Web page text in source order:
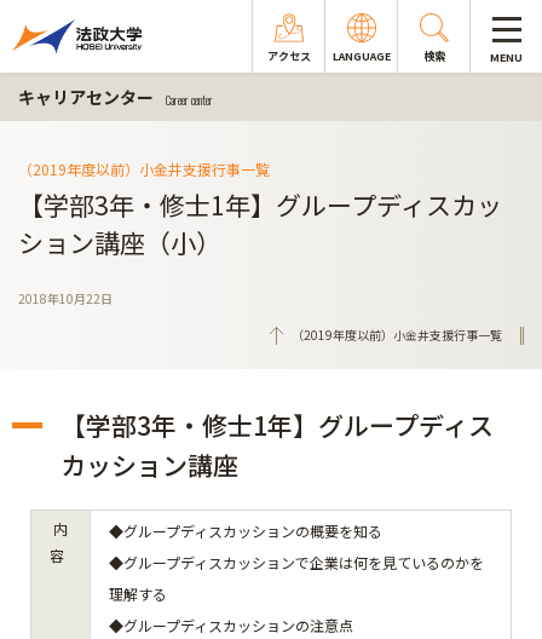
アクセス LANGUAGE 検索 MENU
キャリアセンター Career center
（2019年度以前）小金井支援行事一覧
【学部3年・修士1年】グループディスカッ
ション講座（小）
2018年10月22日
（2019年度以前）小金井支援行事一覧
【学部3年・修士1年】グループディス
カッション講座
内
容
◆グループディスカッションの概要を知る
◆グループディスカッションで企業は何を見ているのかを
理解する
◆グループディスカッションの注意点